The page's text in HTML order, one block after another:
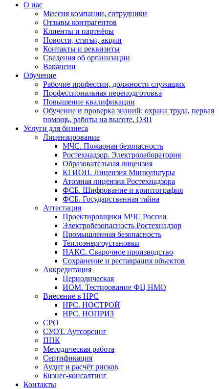
О нас
Миссия компании, сотрудники
Отзывы контрагентов
Клиенты и партнёры
Новости, статьи, акции
Контакты и реквизиты
Сведения об организации
Вакансии
Обучение
Рабочие профессии, должности служащих
Профессиональная переподготовка
Повышение квалификации
Обучение и проверка знаний: охрана труда, первая
помощь, работы на высоте, ОЗП
Услуги для бизнеса
Лицензирование
МЧС. Пожарная безопасность
Ростехнадзор. Электролаборатория
Образовательная лицензия
КГИОП. Лицензия Минкультуры
Атомная лицензия Ростехнадзора
ФСБ. Шифрование и криптография
ФСБ. Государственная тайна
Аттестация
Проектировщики МЧС России
Электробезопасность Ростехнадзор
Промышленная безопасность
Теплоэнергоустановки
НАКС. Сварочное производство
Сохранение и реставрация объектов
Аккредитация
Периодическая
ИОМ. Тестирование ФЦ НМО
Внесение в НРС
НРС. НОСТРОЙ
НРС. НОПРИЗ
СРО
СУОТ. Аутсорсинг
ППК
Методическая работа
Сертификация
Аудит и расчёт рисков
Бизнес-консалтинг
Контакты